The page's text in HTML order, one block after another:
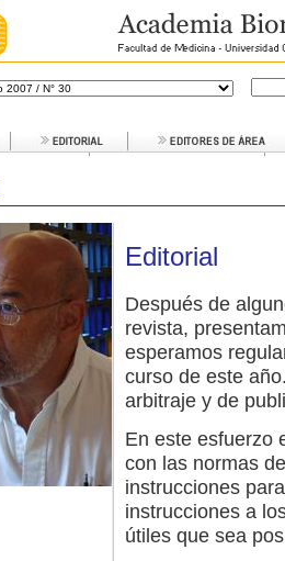
Editorial
Después de
revista,
esperamos
curso de este
arbitraje y de
En este esfuerzo
con las normas
instrucciones
instrucciones a
útiles que sea